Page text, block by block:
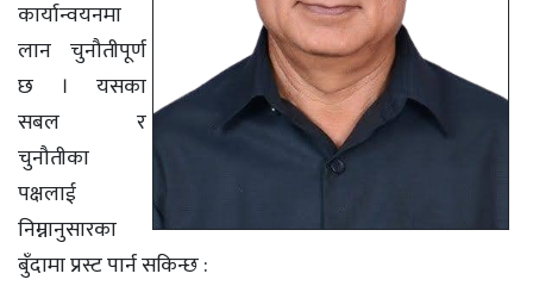
कार्यान्वयनमा
लान चुनौतीपूर्ण
छ । यसका
सबल र
चुनौतीका
पक्षलाई
निम्नानुसारका
बुँदामा प्रस्ट पार्न सकिन्छ :